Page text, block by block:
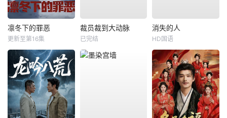
凛冬下的罪恶
更新至第16集
裁员裁到大动脉
已完结
消失的人
HD国语